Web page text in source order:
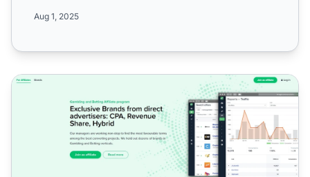
Aug 1, 2025
Programma di Affiliazione Biggico